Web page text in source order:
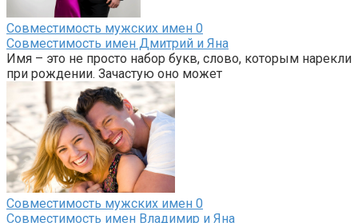
Совместимость мужских имен 0
Совместимость имен Дмитрий и Яна
Имя – это не просто набор букв, слово, которым нарекли
при рождении. Зачастую оно может
Совместимость мужских имен 0
Совместимость имен Владимир и Яна